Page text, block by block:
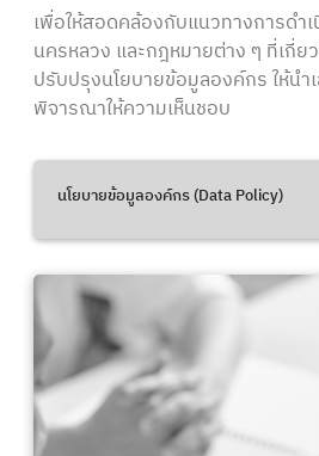
เพื่อให้สอดคล้องกับแนวทางการดำ
นครหลวง และกฎหมายต่าง ๆ ที่เกี่ย
ปรับปรุงนโยบายข้อมูลองค์กร ให้น
พิจารณาให้ความเห็นชอบ
นโยบายข้อมูลองค์กร (Data Policy)